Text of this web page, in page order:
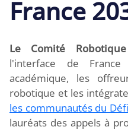
France
Le Comité
l'interface de
académique, les
robotique et les
les communautés du
lauréats des appels à